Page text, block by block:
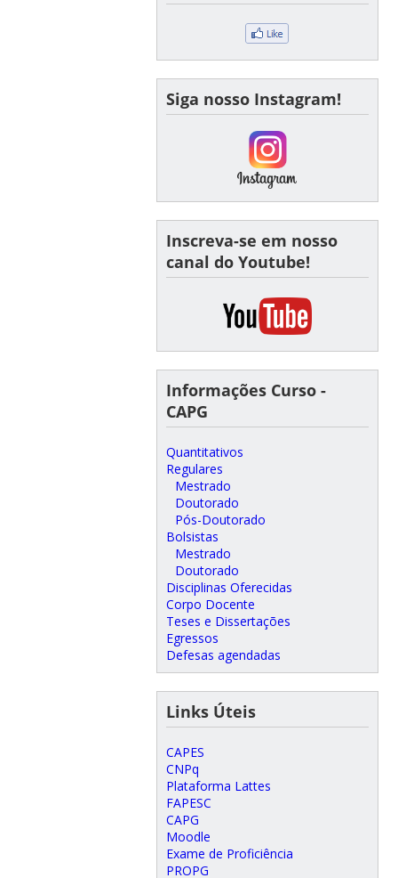
Siga nosso Instagram!
Inscreva-se em nosso
canal do Youtube!
Informações Curso -
CAPG
Quantitativos
Regulares
Mestrado
Doutorado
Pós-Doutorado
Bolsistas
Mestrado
Doutorado
Disciplinas Oferecidas
Corpo Docente
Teses e Dissertações
Egressos
Defesas agendadas
Links Úteis
CAPES
CNPq
Plataforma Lattes
FAPESC
CAPG
Moodle
Exame de Proficiência
PROPG